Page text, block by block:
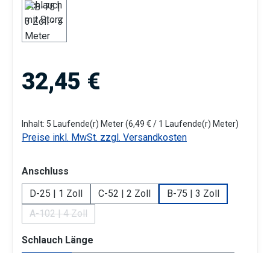
Regulärer Preis:
32,45 €
Inhalt: 5 Laufende(r) Meter(6,49 € / 1 Laufende(r) Meter)
Preise inkl. MwSt. zzgl. Versandkosten
Anschluss
D-25 | 1 Zoll
C-52 | 2 Zoll
B-75 | 3 Zoll
A-102 | 4 Zoll
(Diese Option ist zurzeit nicht verfügbar.)
Schlauch Länge